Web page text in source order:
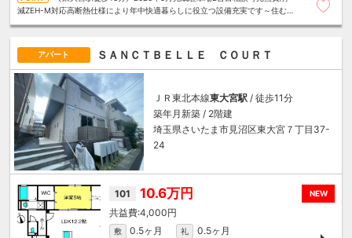
減ZEH-M対応高断熱仕様により年中快適暮らしに役立つ設備充実です～住むこ
アパート ＳＡＮＣＴＢＥＬＬＥ ＣＯＵＲＴ
ＪＲ東北本線東大宮駅 / 徒歩11分
築年月新築 / 2階建
埼玉県さいたま市見沼区東大宮７丁目37-
24
NEW
101 10.6万円
4,000円
敷 0.5ヶ月 礼
0.5ヶ月